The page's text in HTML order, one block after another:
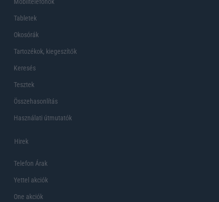
Tabletek
Okosórák
Tartozékok, kiegeszítők
Keresés
Tesztek
Összehasonlítás
Használati útmutatók
Hirek
Telefon Árak
Yettel akciók
One akciók